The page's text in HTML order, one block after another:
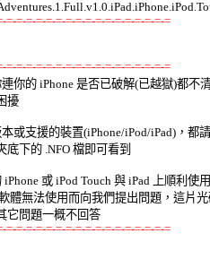
=-=-=-=-=-=-=-=-=-=-=-=-=-=-=-=-=
=-=-=-=-=-=-=-=-=-=-=-=-=-=-=-=-=
你的 iPhone 是否已破解(已越獄)都不
擾
或支援的裝置(iPhone/iPod/iPad)，都
底下的 .NFO 檔即可看到
或 iPod Touch 與 iPad 上順利使
軟體無法使用而向我們提出問題，這片
=-=-=-=-=-=-=-=-=-=-=-=-=-=-=-=-=